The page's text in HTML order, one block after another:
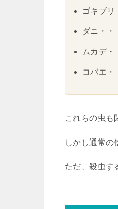
ゴキブリ
ダニ・・
ムカデ・
コバエ・
これらの虫も
しかし通常の
ただ、殺虫す